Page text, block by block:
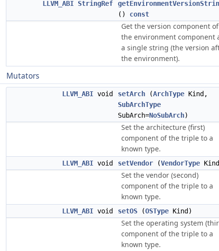
LLVM_ABI StringRef
() const
Get the version component of
the environment component
a single string (the version
the environment).
Mutators
LLVM_ABI void setArch (ArchType Kind,
SubArchType
SubArch=NoSubArch)
Set the architecture (first)
component of the triple to a
known type.
LLVM_ABI void setVendor (VendorType
Set the vendor (second)
component of the triple to a
known type.
LLVM_ABI void setOS (OSType Kind)
Set the operating system
component of the triple to a
known type.